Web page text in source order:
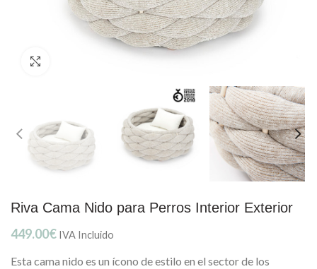
Riva Cama Nido para Perros Interior Exterior
449.00€ IVA Incluido
Esta cama nido es un ícono de estilo en el sector de los